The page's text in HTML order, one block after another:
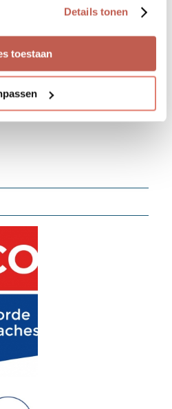
Details tonen
toestaan